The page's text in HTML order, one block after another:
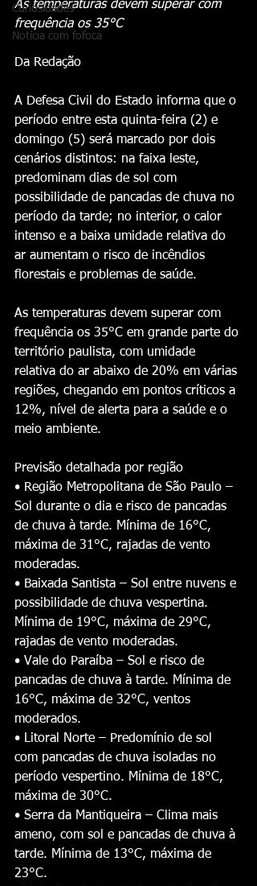
Curiosidades
Notícia com fofoca
As temperaturas devem superar com
frequência os 35°C
Da Redação
A Defesa Civil do Estado informa que o
período entre esta quinta-feira (2) e
domingo (5) será marcado por dois
cenários distintos: na faixa leste,
predominam dias de sol com
possibilidade de pancadas de chuva no
período da tarde; no interior, o calor
intenso e a baixa umidade relativa do
ar aumentam o risco de incêndios
florestais e problemas de saúde.
As temperaturas devem superar com
frequência os 35°C em grande parte do
território paulista, com umidade
relativa do ar abaixo de 20% em várias
regiões, chegando em pontos críticos a
12%, nível de alerta para a saúde e o
meio ambiente.
Previsão detalhada por região
• Região Metropolitana de São Paulo –
Sol durante o dia e risco de pancadas
de chuva à tarde. Mínima de 16°C,
máxima de 31°C, rajadas de vento
moderadas.
• Baixada Santista – Sol entre nuvens e
possibilidade de chuva vespertina.
Mínima de 19°C, máxima de 29°C,
rajadas de vento moderadas.
• Vale do Paraíba – Sol e risco de
pancadas de chuva à tarde. Mínima de
16°C, máxima de 32°C, ventos
moderados.
• Litoral Norte – Predomínio de sol
com pancadas de chuva isoladas no
período vespertino. Mínima de 18°C,
máxima de 30°C.
• Serra da Mantiqueira – Clima mais
ameno, com sol e pancadas de chuva à
tarde. Mínima de 13°C, máxima de
23°C.